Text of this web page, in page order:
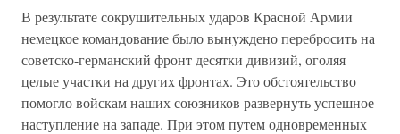
В результате сокрушительных ударов Красной Армии
немецкое командование было вынуждено перебросить на
советско-германский фронт десятки дивизий, оголяя
целые участки на других фронтах. Это обстоятельство
помогло войскам наших союзников развернуть успешное
наступление на западе. При этом путем одновременных